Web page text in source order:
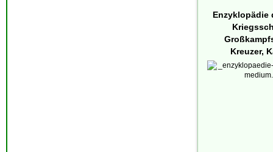
Enzyklopädie
Kreuzer,